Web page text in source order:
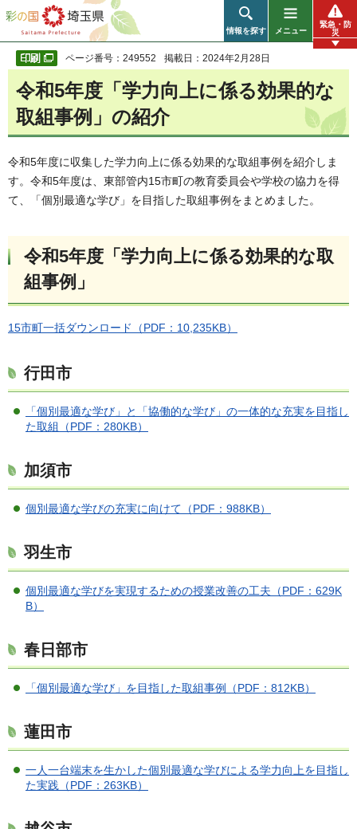
彩の国 埼玉県
情報を探す メニュー
緊急・防
災
ページ番号：249552 掲載日：2024年2月28日
令和5年度「学力向上に係る効果的な
取組事例」の紹介
令和5年度に収集した学力向上に係る効果的な取組事例を紹介しま
す。令和5年度は、東部管内15市町の教育委員会や学校の協力を得
て、「個別最適な学び」を目指した取組事例をまとめました。
令和5年度「学力向上に係る効果的な取
組事例」
15市町一括ダウンロード（PDF：10,235KB）
行田市
「個別最適な学び」と「協働的な学び」の一体的な充実を目指し
た取組（PDF：280KB）
加須市
個別最適な学びの充実に向けて（PDF：988KB）
羽生市
個別最適な学びを実現するための授業改善の工夫（PDF：629K
B）
春日部市
「個別最適な学び」を目指した取組事例（PDF：812KB）
蓮田市
一人一台端末を生かした個別最適な学びによる学力向上を目指し
た実践（PDF：263KB）